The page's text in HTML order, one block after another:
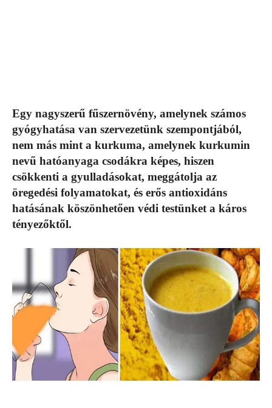
Egy nagyszerű fűszernövény, amelynek számos
gyógyhatása van szervezetünk szempontjából,
nem más mint a kurkuma, amelynek kurkumin
nevű hatóanyaga csodákra képes, hiszen
csökkenti a gyulladásokat, meggátolja az
öregedési folyamatokat, és erős antioxidáns
hatásának köszönhetően védi testünket a káros
tényezőktől.